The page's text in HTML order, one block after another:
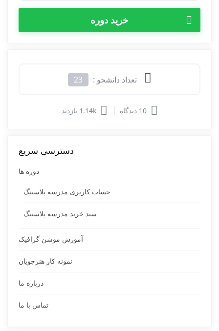
خرید دوره
تعداد دانشجو : 23
10 دیدگاه 1.14k بازدید
دسترسی سریع
دوره ها
حساب کاربری مدرسه پلاسینگ
سبد خرید مدرسه پلاسینگ
آموزش موشن گرافیک
نمونه کار هنرجویان
درباره ما
تماس با ما